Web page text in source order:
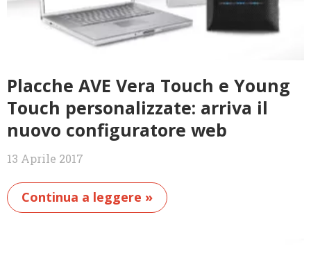
Placche AVE Vera Touch e Young
Touch personalizzate: arriva il
nuovo configuratore web
13 Aprile 2017
Continua a leggere »